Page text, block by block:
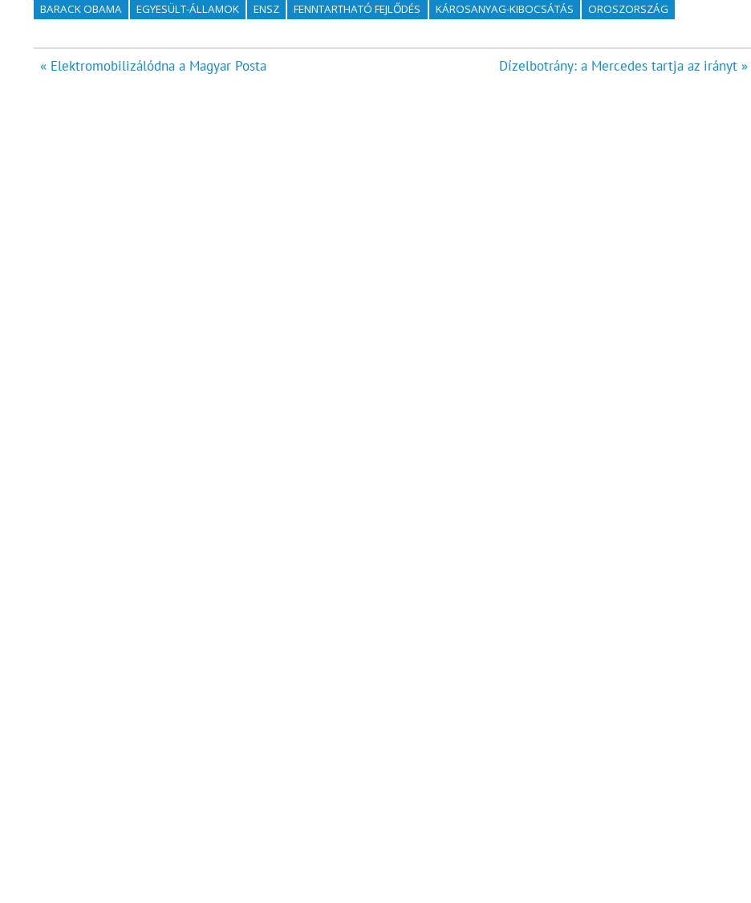
BARACK OBAMA EGYESÜLT-ÁLLAMOK ENSZ FENNTARTHATÓ FEJLŐDÉS KÁROSANYAG-KIBOCSÁTÁS OROSZORSZÁG
Bejegyzés
« Elektromobilizálódna a Magyar Posta Dízelbotrány: a Mercedes tartja az irányt »